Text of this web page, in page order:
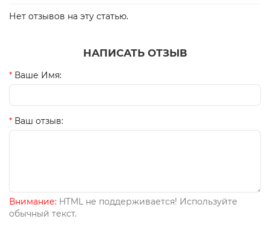
Нет отзывов на эту статью.
НАПИСАТЬ ОТЗЫВ
Ваше Имя:
Ваш отзыв:
Внимание: HTML не поддерживается! Используйте
обычный текст.